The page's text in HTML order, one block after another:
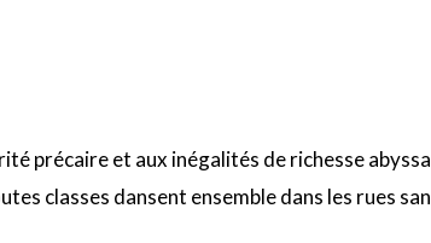
précaire et aux inégalités de richesse
classes dansent ensemble dans les rues